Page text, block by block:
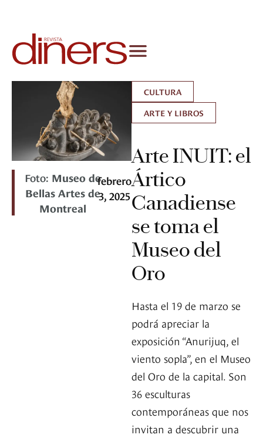
Foto: Museo de
Bellas Artes de
Montreal
febrero
3, 2025
CULTURA
ARTE Y LIBROS
Arte INUIT: el
Ártico
Canadiense
se toma el
Museo del
Oro
Hasta el 19 de marzo se
podrá apreciar la
exposición “Anurijuq, el
viento sopla”, en el Museo
del Oro de la capital. Son
36 esculturas
contemporáneas que nos
invitan a descubrir una